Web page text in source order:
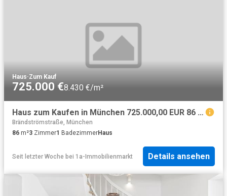
Haus·Zum Kauf
725.000 €8.430 €/m²
Haus zum Kaufen in München 725.000,00 EUR 86 m²
Brändströmstraße, München
86 m²3 Zimmer1 BadezimmerHaus
Seit letzter Woche bei 1a-Immobilienmarkt Details ansehen